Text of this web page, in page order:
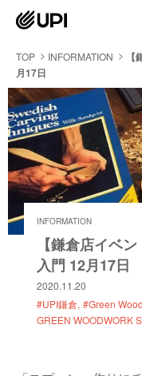
TOP INFORMATION
月17日
INFORMATION
【鎌倉店イベ
入門 12月17日
2020.11.20
#UPI鎌倉 #Green
GREEN WOODWORK